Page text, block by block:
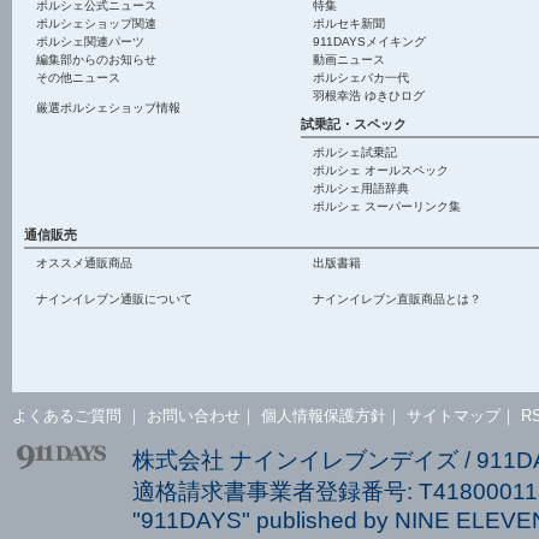
ポルシェ公式ニュース
ポルシェショップ関連
ポルシェ関連パーツ
編集部からのお知らせ
その他ニュース
厳選ポルシェショップ情報
特集
ポルセキ新聞
911DAYSメイキング
動画ニュース
ポルシェバカ一代
羽根幸浩 ゆきひログ
試乗記・スペック
ポルシェ試乗記
ポルシェ オールスペック
ポルシェ用語辞典
ポルシェ スーパーリンク集
通信販売
オススメ通販商品 出版書籍
ナインイレブン通販について ナインイレブン直販商品とは？
よくあるご質問 お問い合わせ 個人情報保護方針 サイトマップ｜
株式会社 ナインイレブンデイズ /
適格請求書事業者登録番号:
"911DAYS" published by NINE